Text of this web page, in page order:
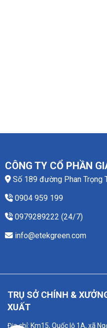
CÔNG TY CỔ PHẦN
Số 189 đường Phan Trọng
0904 959 199
0979289222 (24/7)
info@etekgreen.com
TRỤ SỞ CHÍNH &
XUẤT
Địa chỉ: Km15, Quốc lộ 1A, xã